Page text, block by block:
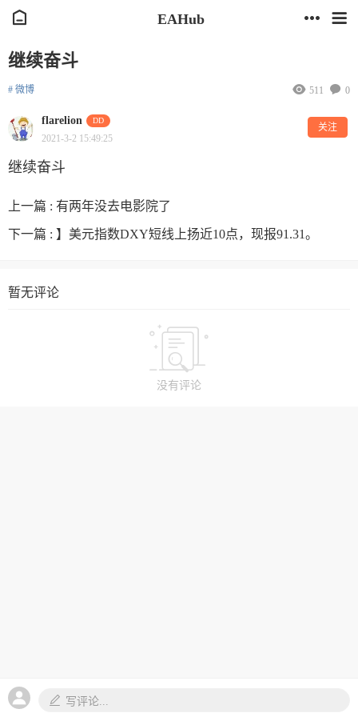
EAHub
继续奋斗
# 微博 0
511
flarelion DD
2021-3-2 15:49:25
关注
继续奋斗
上一篇 : 有两年没去电影院了
下一篇 : 】美元指数DXY短线上扬近10点，现报91.31。
暂无评论
没有评论
写评论...